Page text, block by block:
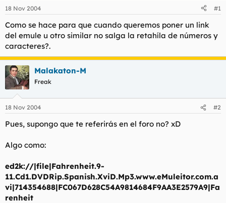
d
o
r
d
e
l
t
e
m
a
i
n
c
o
18 Nov 2004 #1
Como se hace para que cuando queremos poner un link
del emule u otro similar no salga la retahíla de números y
caracteres?.
Malakaton-M
Freak
18 Nov 2004 #2
Pues, supongo que te referirás en el foro no? xD
Algo como:
ed2k://|file|Fahrenheit.9-
11.Cd1.DVDRip.Spanish.XviD.Mp3.www.eMuleitor.com.a
vi|714354688|FC067D628C54A9814684F9AA3E2579A9|Fa
renheit